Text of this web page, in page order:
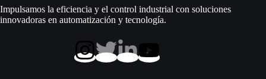
220
Vac
|
Impulsamos la eficiencia y el control industrial con soluciones
innovadoras en automatización y tecnología.